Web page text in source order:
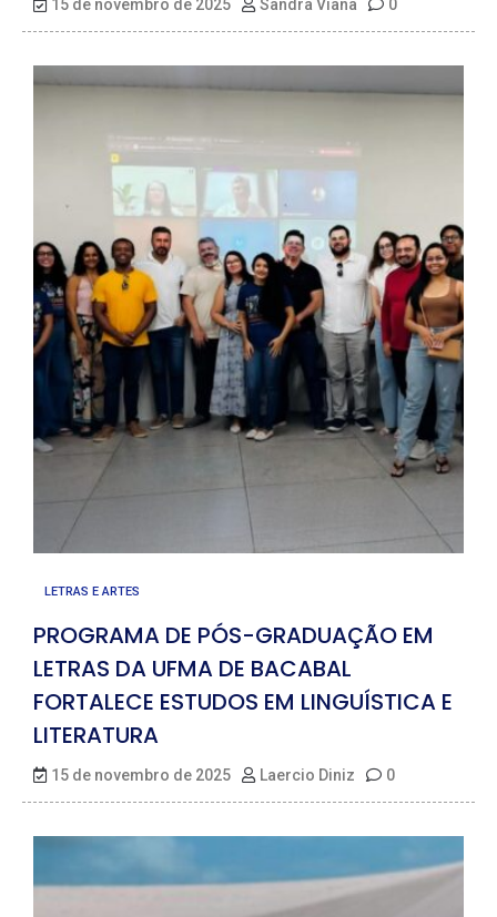
15 de novembro de 2025 Sandra Viana 0
LETRAS E ARTES
PROGRAMA DE PÓS-GRADUAÇÃO EM
LETRAS DA UFMA DE BACABAL
FORTALECE ESTUDOS EM LINGUÍSTICA E
LITERATURA
15 de novembro de 2025 Laercio Diniz 0